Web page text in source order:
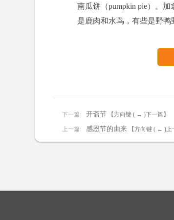
南瓜饼（pumpkin pie）。
是鹿肉和水鸟，有些是野鸭
下一篇: 开斋节 【方向键 ( → )下一篇】
上一篇: 感恩节的由来 【方向键 ( ← )上